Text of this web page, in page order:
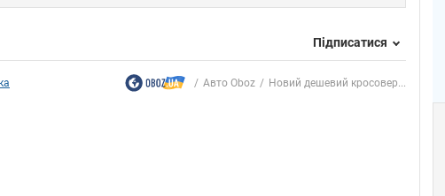
Підписатися
Авто Oboz Новий дешевий кросовер...